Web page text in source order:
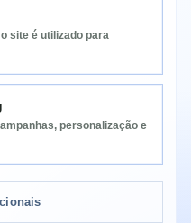
site é utilizado para
personalização e